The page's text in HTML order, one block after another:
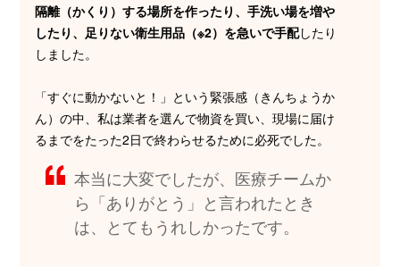
隔離（かくり）する場所を作ったり、手洗い場を増や
したり、足りない衛生用品（※2）を急いで手配したり
しました。
「すぐに動かないと！」という緊張感（きんちょうか
ん）の中、私は業者を選んで物資を買い、現場に届け
るまでをたった2日で終わらせるために必死でした。
本当に大変でしたが、医療チームか
ら「ありがとう」と言われたとき
は、とてもうれしかったです。